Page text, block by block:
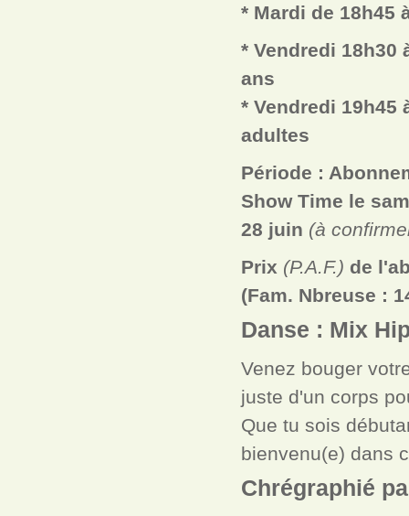
* Mardi de 18h45
* Vendredi 18h30
ans
* Vendredi 19h45
adultes
Période :
Show Time le
28 juin (à
Prix (P.A.F.) de
(Fam. Nbreuse :
Danse : Mix
Venez bouger
juste d'un corps
Que tu sois
bienvenu(e) dans
Chrégraphié